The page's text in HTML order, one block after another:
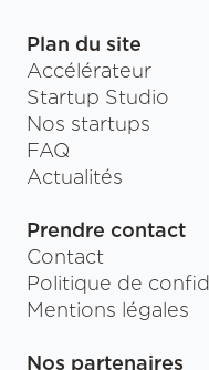
Plan du site
Accélérateur
Startup Studio
Nos startups
FAQ
Actualités
Prendre contact
Contact
Politique de
Mentions légales
Nos partenaires